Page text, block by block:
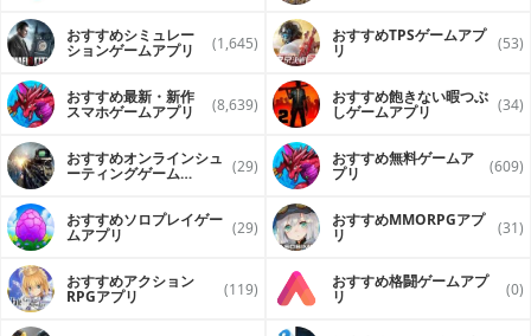
おすすめシミュレー
ションゲームアプリ (1,645) おすすめTPSゲームアプ
リ (53)
おすすめ最新・新作
スマホゲームアプリ (8,639) おすすめ飽きない暇つぶ
しゲームアプリ (34)
おすすめオンラインシュ
ーティングゲーム (29) おすすめ無料ゲームア
プリ (609)
おすすめソロプレイゲー
ムアプリ (29) おすすめ MMORPGアプ
リ (31)
おすすめアクション
RPGアプリ (119) おすすめ格闘ゲームアプ
リ (0)